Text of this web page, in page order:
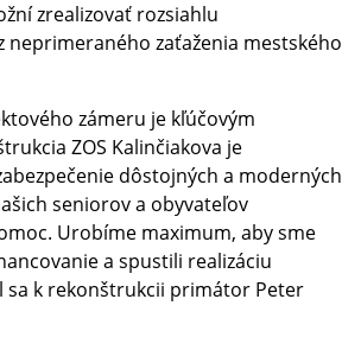
zrealizovať rozsiahlu
neprimeraného zaťaženia mestského
zámeru je kľúčovým
ZOS Kalinčiakova je
dôstojných a moderných
seniorov a obyvateľov
Urobíme maximum, aby sme
a spustili realizáciu
sa k rekonštrukcii primátor Peter